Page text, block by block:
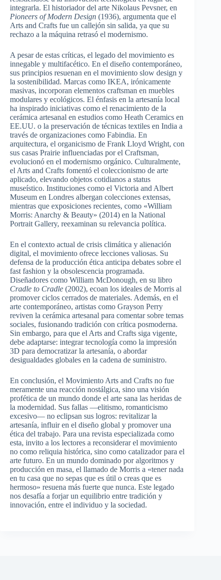
integrarla. El historiador del arte Nikolaus Pevsner, en
Pioneers of Modern Design (1936), argumenta que el
Arts and Crafts fue un callejón sin salida, ya que su
rechazo a la máquina retrasó el modernismo.
A pesar de estas críticas, el legado del movimiento es
innegable y multifacético. En el diseño contemporáneo,
sus principios resuenan en el movimiento slow design y
la sostenibilidad. Marcas como IKEA, irónicamente
masivas, incorporan elementos craftsman en muebles
modulares y ecológicos. El énfasis en la artesanía local
ha inspirado iniciativas como el renacimiento de la
cerámica artesanal en estudios como Heath Ceramics en
EE.UU. o la preservación de técnicas textiles en India a
través de organizaciones como Fabindia. En
arquitectura, el organicismo de Frank Lloyd Wright, con
sus casas Prairie influenciadas por el Craftsman,
evolucionó en el modernismo orgánico. Culturalmente,
el Arts and Crafts fomentó el coleccionismo de arte
aplicado, elevando objetos cotidianos a status
museístico. Instituciones como el Victoria and Albert
Museum en Londres albergan colecciones extensas,
mientras que exposiciones recientes, como «William
Morris: Anarchy & Beauty» (2014) en la National
Portrait Gallery, reexaminan su relevancia política.
En el contexto actual de crisis climática y alienación
digital, el movimiento ofrece lecciones valiosas. Su
defensa de la producción ética anticipa debates sobre el
fast fashion y la obsolescencia programada.
Diseñadores como William McDonough, en su libro
Cradle to Cradle (2002), ecoan los ideales de Morris al
promover ciclos cerrados de materiales. Además, en el
arte contemporáneo, artistas como Grayson Perry
reviven la cerámica artesanal para comentar sobre temas
sociales, fusionando tradición con crítica posmoderna.
Sin embargo, para que el Arts and Crafts siga vigente,
debe adaptarse: integrar tecnología como la impresión
3D para democratizar la artesanía, o abordar
desigualdades globales en la cadena de suministro.
En conclusión, el Movimiento Arts and Crafts no fue
meramente una reacción nostálgica, sino una visión
profética de un mundo donde el arte sana las heridas de
la modernidad. Sus fallas —elitismo, romanticismo
excesivo— no eclipsan sus logros: revitalizar la
artesanía, influir en el diseño global y promover una
ética del trabajo. Para una revista especializada como
esta, invito a los lectores a reconsiderar el movimiento
no como reliquia histórica, sino como catalizador para el
arte futuro. En un mundo dominado por algoritmos y
producción en masa, el llamado de Morris a «tener nada
en tu casa que no sepas que es útil o creas que es
hermoso» resuena más fuerte que nunca. Este legado
nos desafía a forjar un equilibrio entre tradición y
innovación, entre el individuo y la sociedad.